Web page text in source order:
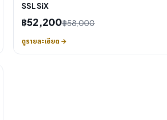
SSL SiX
฿52,200฿58,000
ดูรายละเอียด →